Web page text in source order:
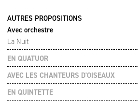
AUTRES PROPOSITIONS
Avec orchestre
La Nuit
EN QUATUOR
AVEC LES CHANTEURS D'OISEAUX
EN QUINTETTE